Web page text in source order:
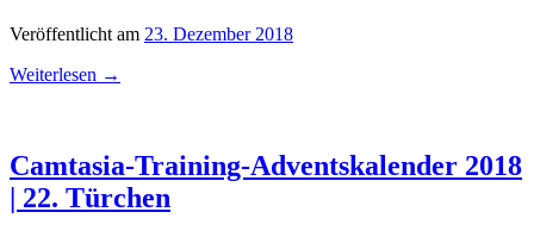
Veröffentlicht am 23. Dezember 2018
Weiterlesen →
Camtasia-Training-Adventskalender 2018
| 22. Türchen